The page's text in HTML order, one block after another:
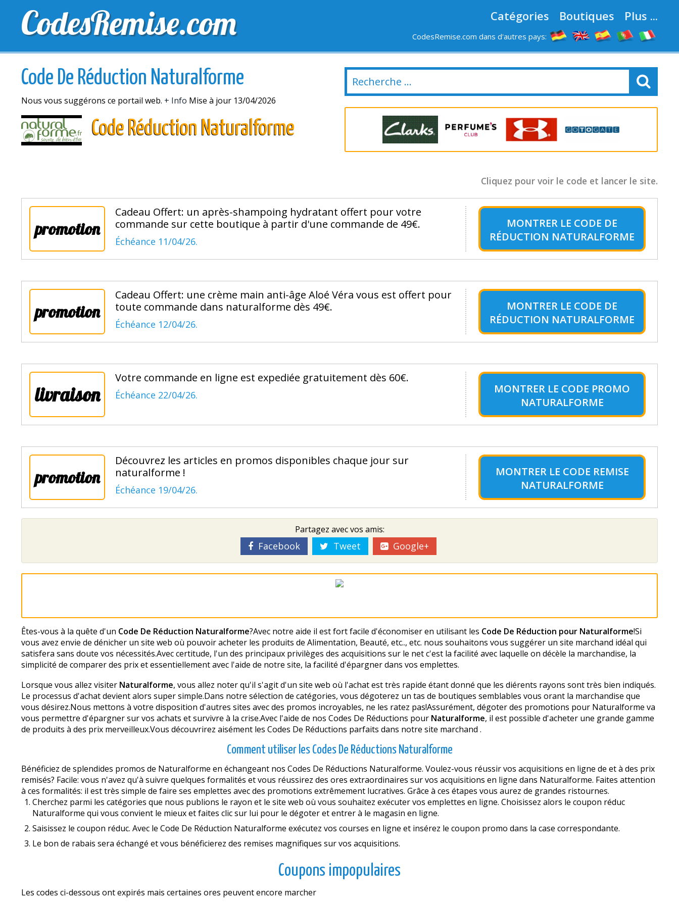
CodesRemise.com Catégories Boutiques Plus ...
CodesRemise.com dans d'autres pays:
MEILLEURS CODES PROMO CODES PROMO EXCLUSIFS DERNIERS JOURS NOUVELLES MAGASINS
Code De Réduction Naturalforme
Nous vous suggérons ce portail web. + Info Mise à jour 13/04/2026
Code Réduction Naturalforme
Cliquez pour voir le code et lancer le site.
promotion
Cadeau Offert: un après-shampoing hydratant offert pour votre
commande sur cette boutique à partir d'une commande de 49€.
Échéance 11/04/26.
MONTRER LE CODE DE
RÉDUCTION NATURALFORME
promotion
Cadeau Offert: une crème main anti-âge Aloé Véra vous est offert pour
toute commande dans naturalforme dès 49€.
Échéance 12/04/26.
MONTRER LE CODE DE
RÉDUCTION NATURALFORME
livraison
Votre commande en ligne est expediée gratuitement dès 60€.
Échéance 22/04/26. MONTRER LE CODE PROMO
NATURALFORME
promotion
Découvrez les articles en promos disponibles chaque jour sur
naturalforme !
Échéance 19/04/26.
MONTRER LE CODE REMISE
NATURALFORME
Partagez avec vos amis:
Facebook Tweet Google+
Êtes-vous à la quête d'un Code De Réduction Naturalforme?Avec notre aide il est fort facile d'économiser en utilisant les Code De Réduction pour Naturalforme!Si
vous avez envie de dénicher un site web où pouvoir acheter les produits de Alimentation, Beauté, etc.., etc. nous souhaitons vous suggérer un site marchand idéal qui
satisfera sans doute vos nécessités.Avec certitude, l'un des principaux privilèges des acquisitions sur le net c'est la facilité avec laquelle on décèle la marchandise, la
simplicité de comparer des prix et essentiellement avec l'aide de notre site, la facilité d'épargner dans vos emplettes.
Lorsque vous allez visiter Naturalforme, vous allez noter qu'il s'agit d'un site web où l'achat est très rapide étant donné que les différents rayons sont très bien indiqués.
Le processus d'achat devient alors super simple.Dans notre sélection de catégories, vous dégoterez un tas de boutiques semblables vous offrant la marchandise que
vous désirez.Nous mettons à votre disposition d'autres sites avec des promos incroyables, ne les ratez pas!Assurément, dégoter des promotions pour Naturalforme va
vous permettre d'épargner sur vos achats et survivre à la crise.Avec l'aide de nos Codes De Réductions pour Naturalforme, il est possible d'acheter une grande gamme
de produits à des prix merveilleux.Vous découvrirez aisément les Codes De Réductions parfaits dans notre site marchand .
Comment utiliser les Codes De Réductions Naturalforme
Bénéficiez de splendides promos de Naturalforme en échangeant nos Codes De Réductions Naturalforme. Voulez-vous réussir vos acquisitions en ligne de et à des prix
remisés? Facile: vous n'avez qu'à suivre quelques formalités et vous réussirez des offres extraordinaires sur vos acquisitions en ligne dans Naturalforme. Faites attention
à ces formalités: il est très simple de faire ses emplettes avec des promotions extrêmement lucratives. Grâce à ces étapes vous aurez de grandes ristournes.
Cherchez parmi les catégories que nous publions le rayon et le site web où vous souhaitez exécuter vos emplettes en ligne. Choisissez alors le coupon réduc
Naturalforme qui vous convient le mieux et faites clic sur lui pour le dégoter et entrer à le magasin en ligne.
Saisissez le coupon réduc. Avec le Code De Réduction Naturalforme exécutez vos courses en ligne et insérez le coupon promo dans la case correspondante.
Le bon de rabais sera échangé et vous bénéficierez des remises magnifiques sur vos acquisitions.
Coupons impopulaires
Les codes ci-dessous ont expirés mais certaines offres peuvent encore marcher